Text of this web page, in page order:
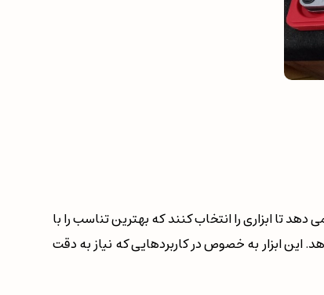
تا ابزاری را انتخاب کنند که بهترین تناسب را با
این ابزار به خصوص در کاربردهایی که نیاز به دقت